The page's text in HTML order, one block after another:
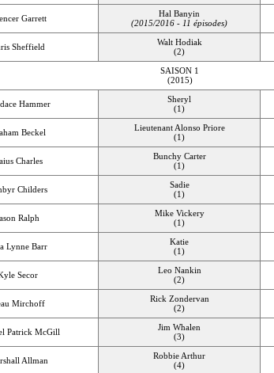
Garrett
Hal Banyin
(2015/2016 - 11 épisodes)
Sheffield
Walt Hodiak
(2)
SAISON 1
(2015)
Hammer
Sheryl
(1)
Beckel
Lieutenant Alonso Priore
(1)
Charles
Bunchy Carter
(1)
Childers
Sadie
(1)
Ralph
Mike Vickery
(1)
Lynne Barr
Katie
(1)
Secor
Leo Nankin
(2)
Mirchoff
Rick Zondervan
(2)
Patrick McGill
Jim Whalen
(3)
Allman
Robbie Arthur
(4)